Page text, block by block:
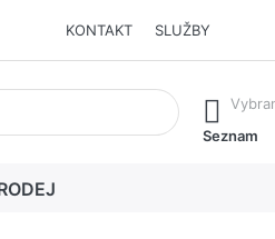
KONTAKT SLUŽBY
Stisknutím klávesy Enter
Seznam